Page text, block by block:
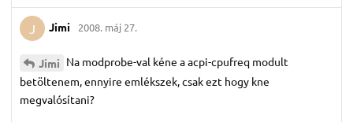
J Jimi 2008. máj 27.
Jimi Na modprobe-val kéne a acpi-cpufreq modult
betöltenem, ennyire emlékszek, csak ezt hogy kne
megvalósítani?